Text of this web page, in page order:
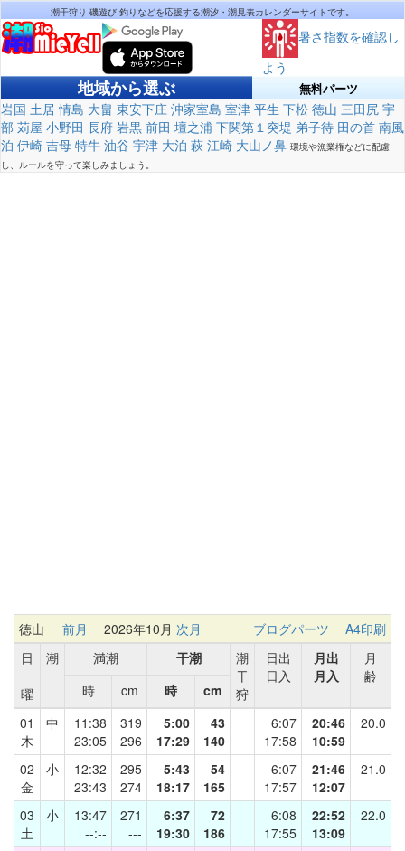
潮干狩り 磯遊び 釣りなどを応援する潮汐・潮見表カレンダーサイトです。
暑さ指数を確認し
よう
地域から選ぶ 無料パーツ
岩国 土居 情島 大畠 東安下庄 沖家室島 室津 平生 下松 徳山 三田尻 宇
部 苅屋 小野田 長府 岩黒 前田 壇之浦 下関第１突堤 弟子待 田の首 南風
泊 伊崎 吉母 特牛 油谷 宇津 大泊 萩 江崎 大山ノ鼻 環境や漁業権などに配慮
し、ルールを守って楽しみましょう。
徳山 前月 2026年10月 次月 ブログパーツ
A4印刷
日
曜
潮 満潮 干潮
潮
干
狩
日出
日入
月出
月入
月
齢
時
cm 時
cm
01
木
中
11:38
23:05
319
296
5:00
17:29
43
140
6:07
17:58
20:46
10:59
20.0
02
金
小
12:32
23:43
295
274
5:43
18:17
54
165
6:07
17:57
21:46
12:07
21.0
03
土
小
13:47
--:--
271
---
6:37
19:30
72
186
6:08
17:55
22:52
13:09
22.0